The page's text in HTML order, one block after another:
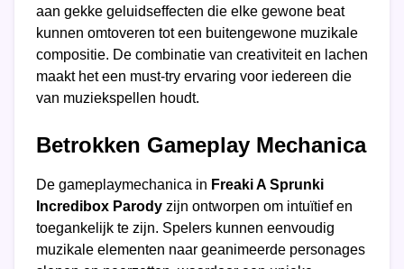
aan gekke geluidseffecten die elke gewone beat
kunnen omtoveren tot een buitengewone muzikale
compositie. De combinatie van creativiteit en lachen
maakt het een must-try ervaring voor iedereen die
van muziekspellen houdt.
Betrokken Gameplay Mechanica
De gameplaymechanica in Freaki A Sprunki
Incredibox Parody zijn ontworpen om intuïtief en
toegankelijk te zijn. Spelers kunnen eenvoudig
muzikale elementen naar geanimeerde personages